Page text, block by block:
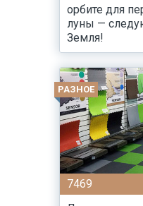
орбите для
луны —
Земля!
РАЗНОЕ
7469